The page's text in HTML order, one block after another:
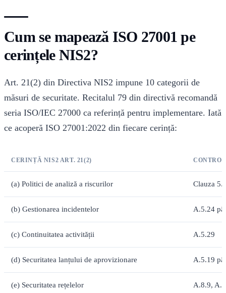
Cum se mapează ISO 27001 pe
cerințele NIS2?
Art. 21(2) din Directiva NIS2 impune 10 categorii de
măsuri de securitate. Recitalul 79 din directivă recomandă
seria ISO/IEC 27000 ca referință pentru implementare. Iată
ce acoperă ISO 27001:2022 din fiecare cerință:
CERINȚĂ NIS2 ART. 21(2)
(a) Politici de analiză a riscurilor Clauza
(b) Gestionarea incidentelor A.5.24
(c) Continuitatea activității A.5.29
(d) Securitatea lanțului de aprovizionare A.5.19
(e) Securitatea rețelelor A.8.9,